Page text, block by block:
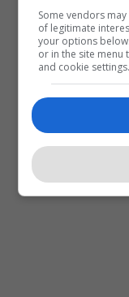
Some vendors
of legitimate
your options
or in the site menu
and cookie settings.